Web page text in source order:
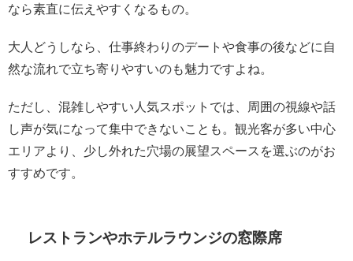
なら素直に伝えやすくなるもの。
大人どうしなら、仕事終わりのデートや食事の後などに自
然な流れで立ち寄りやすいのも魅力ですよね。
ただし、混雑しやすい人気スポットでは、周囲の視線や話
し声が気になって集中できないことも。観光客が多い中心
エリアより、少し外れた穴場の展望スペースを選ぶのがお
すすめです。
レストランやホテルラウンジの窓際席